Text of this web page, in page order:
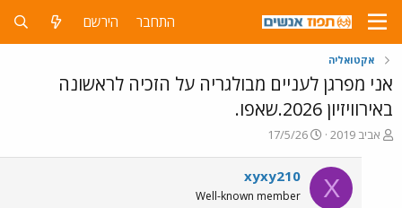
התחבר הירשם
אקטואליה
אני מפרגן לעניים מבולגריה על הזכיה לראשונה
באירוויזיון 2026.שאפו.
פ
אביב 2019
פ
17/5/26
X
xyxy210
Well-known member